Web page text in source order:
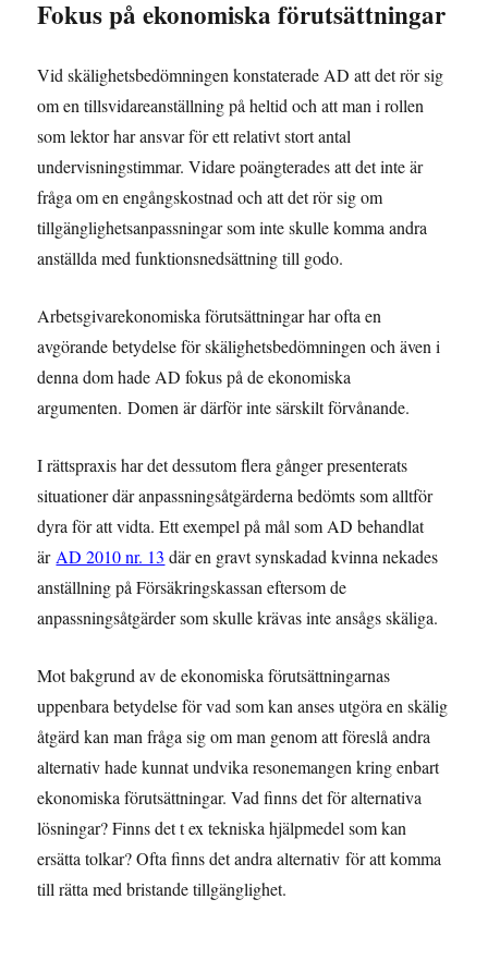
Fokus på ekonomiska förutsättningar
Vid skälighetsbedömningen konstaterade AD att det rör sig
om en tillsvidareanställning på heltid och att man i rollen
som lektor har ansvar för ett relativt stort antal
undervisningstimmar. Vidare poängterades att det inte är
fråga om en engångskostnad och att det rör sig om
tillgänglighetsanpassningar som inte skulle komma andra
anställda med funktionsnedsättning till godo.
Arbetsgivarekonomiska förutsättningar har ofta en
avgörande betydelse för skälighetsbedömningen och även i
denna dom hade AD fokus på de ekonomiska
argumenten. Domen är därför inte särskilt förvånande.
I rättspraxis har det dessutom flera gånger presenterats
situationer där anpassningsåtgärderna bedömts som alltför
dyra för att vidta. Ett exempel på mål som AD behandlat
är AD 2010 nr. 13 där en gravt synskadad kvinna nekades
anställning på Försäkringskassan eftersom de
anpassningsåtgärder som skulle krävas inte ansågs skäliga.
Mot bakgrund av de ekonomiska förutsättningarnas
uppenbara betydelse för vad som kan anses utgöra en skälig
åtgärd kan man fråga sig om man genom att föreslå andra
alternativ hade kunnat undvika resonemangen kring enbart
ekonomiska förutsättningar. Vad finns det för alternativa
lösningar? Finns det t ex tekniska hjälpmedel som kan
ersätta tolkar? Ofta finns det andra alternativ för att komma
till rätta med bristande tillgänglighet.